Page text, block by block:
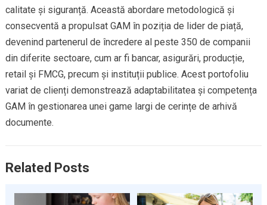
calitate și siguranță. Această abordare metodologică și
consecventă a propulsat GAM în poziția de lider de piață,
devenind partenerul de încredere al peste 350 de companii
din diferite sectoare, cum ar fi bancar, asigurări, producție,
retail și FMCG, precum și instituții publice. Acest portofoliu
variat de clienți demonstrează adaptabilitatea și competența
GAM în gestionarea unei game largi de cerințe de arhivă
documente.
Related Posts